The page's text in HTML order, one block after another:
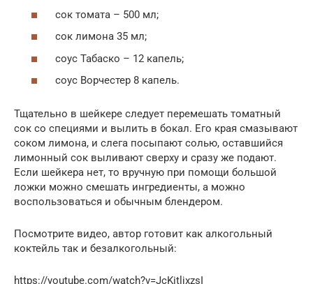
сок томата – 500 мл;
сок лимона 35 мл;
соус Табаско – 12 капель;
соус Ворчестер 8 капель.
Тщательно в шейкере следует перемешать томатный
сок со специями и вылить в бокал. Его края смазывают
соком лимона, и слега посыпают солью, оставшийся
лимонный сок выливают сверху и сразу же подают.
Если шейкера нет, то вручную при помощи большой
ложки можно смешать ингредиенты, а можно
воспользоваться и обычным блендером.
Посмотрите видео, автор готовит как алкогольный
коктейль так и безалкогольный:
https://youtube.com/watch?v=JcKitljxzsI